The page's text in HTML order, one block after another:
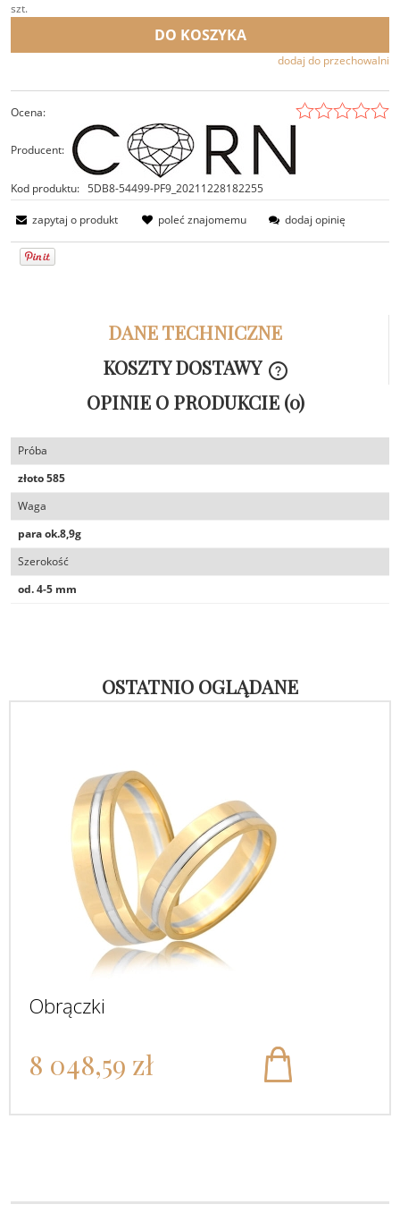
szt.
DO KOSZYKA
dodaj do przechowalni
Ocena:
Producent:
Kod produktu: 5DB8-54499-PF9_20211228182255
zapytaj o produkt poleć znajomemu dodaj opinię
DANE TECHNICZNE
KOSZTY DOSTAWY
KOSZTÓW
OPINIE O PRODUKCIE (0)
Próba
złoto 585
Waga
para ok.8,9g
Szerokość
od. 4-5 mm
OSTATNIO OGLĄDANE
Obrączki
8 048,59 zł